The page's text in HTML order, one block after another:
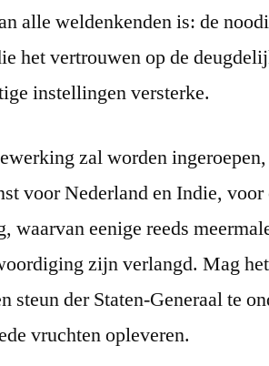
alle weldenkenden is: de
het vertrouwen op de
instellingen versterke.
zal worden
voor Nederland en Indie,
waarvan eenige reeds
zijn verlangd. Mag
steun der Staten-Generaal te
vruchten opleveren.